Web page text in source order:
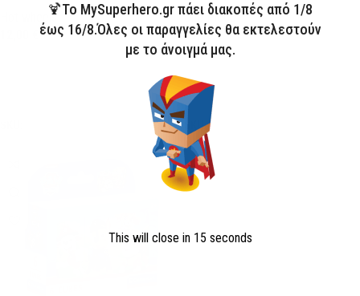
Hot wheels
One Piece
19,90€
Προσθήκη στο καλάθι
SKU:CMC31746
🍹Το MySuperhero.gr πάει διακοπές από 1/8
έως 16/8.Όλες οι παραγγελίες θα εκτελεστούν
με το άνοιγμά μας.
This will close in 15 seconds